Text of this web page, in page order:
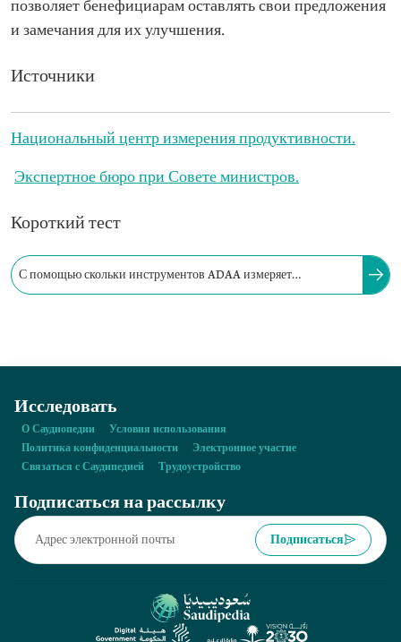
позволяет бенефициарам оставлять свои предложения
и замечания для их улучшения.
Источники
Национальный центр измерения продуктивности.
Экспертное бюро при Совете министров.
Короткий тест
С помощью скольки инструментов ADAA измеряет
Исследовать
О Саудиопедии
Условия использования
Политика конфиденциальности
Электронное участие
Связаться с Саудипедией
Трудоустройство
Подписаться на рассылку
Подписаться